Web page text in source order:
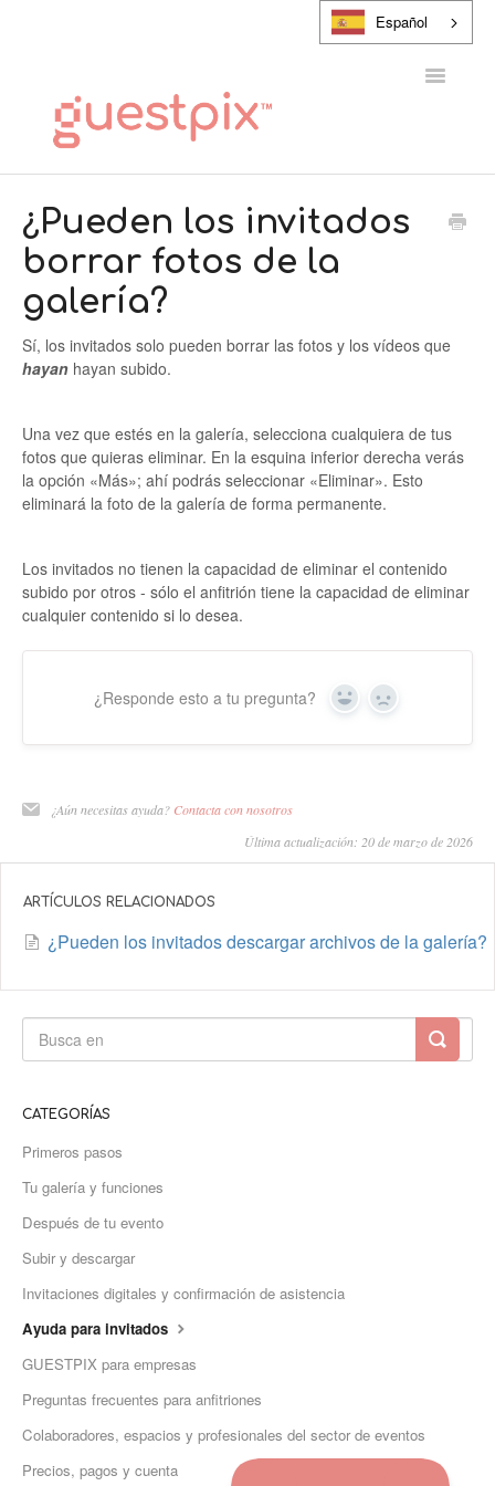
Español
Alternar
PONTE EN CONTACTO CON
¿Pueden los invitados
borrar fotos de la
galería?
Sí, los invitados solo pueden borrar las fotos y los vídeos que
hayan hayan subido.
Una vez que estés en la galería, selecciona cualquiera de tus
fotos que quieras eliminar. En la esquina inferior derecha verás
la opción «Más»; ahí podrás seleccionar «Eliminar». Esto
eliminará la foto de la galería de forma permanente.
Los invitados no tienen la capacidad de eliminar el contenido
subido por otros - sólo el anfitrión tiene la capacidad de eliminar
cualquier contenido si lo desea.
¿Responde esto a tu pregunta? Sí No
¿Aún necesitas ayuda? Contacta con nosotros
Última actualización: 20 de marzo de 2026
ARTÍCULOS RELACIONADOS
¿Pueden los invitados descargar archivos de la galería?
CATEGORÍAS
Primeros pasos
Tu galería y funciones
Después de tu evento
Subir y descargar
Invitaciones digitales y confirmación de asistencia
Ayuda para invitados
GUESTPIX para empresas
Preguntas frecuentes para anfitriones
Colaboradores, espacios y profesionales del sector de eventos
Precios, pagos y cuenta